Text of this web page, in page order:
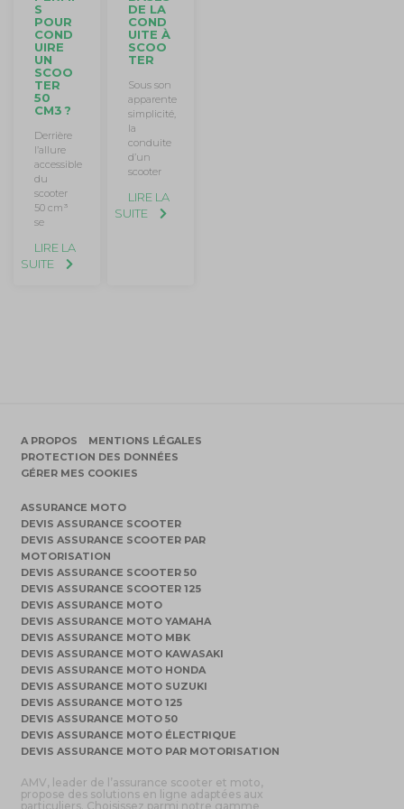
S
POUR
COND
UIRE
UN
SCOO
TER
50
CM3 ?
Derrière
l’allure
accessible
du
scooter
50 cm³
se
LIRE LA
SUITE
DE LA
COND
UITE À
SCOO
TER
Sous son
apparente
simplicité,
la
conduite
d’un
scooter
LIRE LA
SUITE
A PROPOS
MENTIONS LÉGALES
PROTECTION DES DONNÉES
GÉRER MES COOKIES
ASSURANCE MOTO
DEVIS ASSURANCE SCOOTER
DEVIS ASSURANCE SCOOTER PAR
MOTORISATION
DEVIS ASSURANCE SCOOTER 50
DEVIS ASSURANCE SCOOTER 125
DEVIS ASSURANCE MOTO
DEVIS ASSURANCE MOTO YAMAHA
DEVIS ASSURANCE MOTO MBK
DEVIS ASSURANCE MOTO KAWASAKI
DEVIS ASSURANCE MOTO HONDA
DEVIS ASSURANCE MOTO SUZUKI
DEVIS ASSURANCE MOTO 125
DEVIS ASSURANCE MOTO 50
DEVIS ASSURANCE MOTO ÉLECTRIQUE
DEVIS ASSURANCE MOTO PAR MOTORISATION
AMV, leader de l’assurance scooter et moto,
propose des solutions en ligne adaptées aux
particuliers. Choisissez parmi notre gamme